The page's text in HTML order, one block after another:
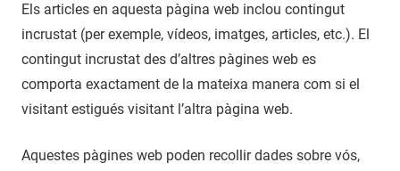
Els articles en aquesta pàgina web inclou contingut
incrustat (per exemple, vídeos, imatges, articles, etc.). El
contingut incrustat des d’altres pàgines web es
comporta exactament de la mateixa manera com si el
visitant estigués visitant l’altra pàgina web.
Aquestes pàgines web poden recollir dades sobre vós,